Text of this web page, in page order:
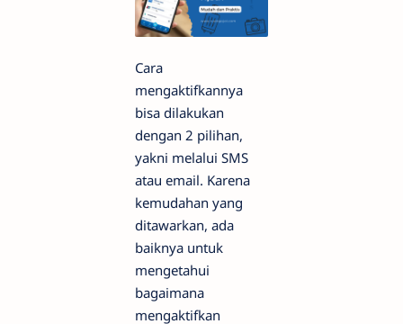
Cara
mengaktifkannya
bisa dilakukan
dengan 2 pilihan,
yakni melalui SMS
atau email. Karena
kemudahan yang
ditawarkan, ada
baiknya untuk
mengetahui
bagaimana
mengaktifkan